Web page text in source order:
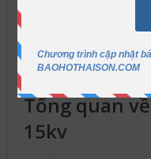
Nội dung[ẩn]
Tổng quan
15kv